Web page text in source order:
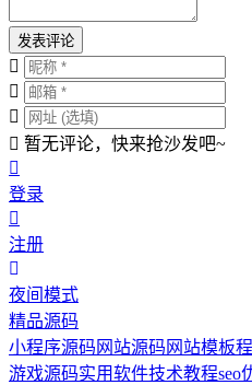
发表评论
暂无评论，快来抢沙发吧~
登录
注册
夜间模式
精品源码
小程序源码 网站源码 网站模板
游戏源码实用软件技术教程seo